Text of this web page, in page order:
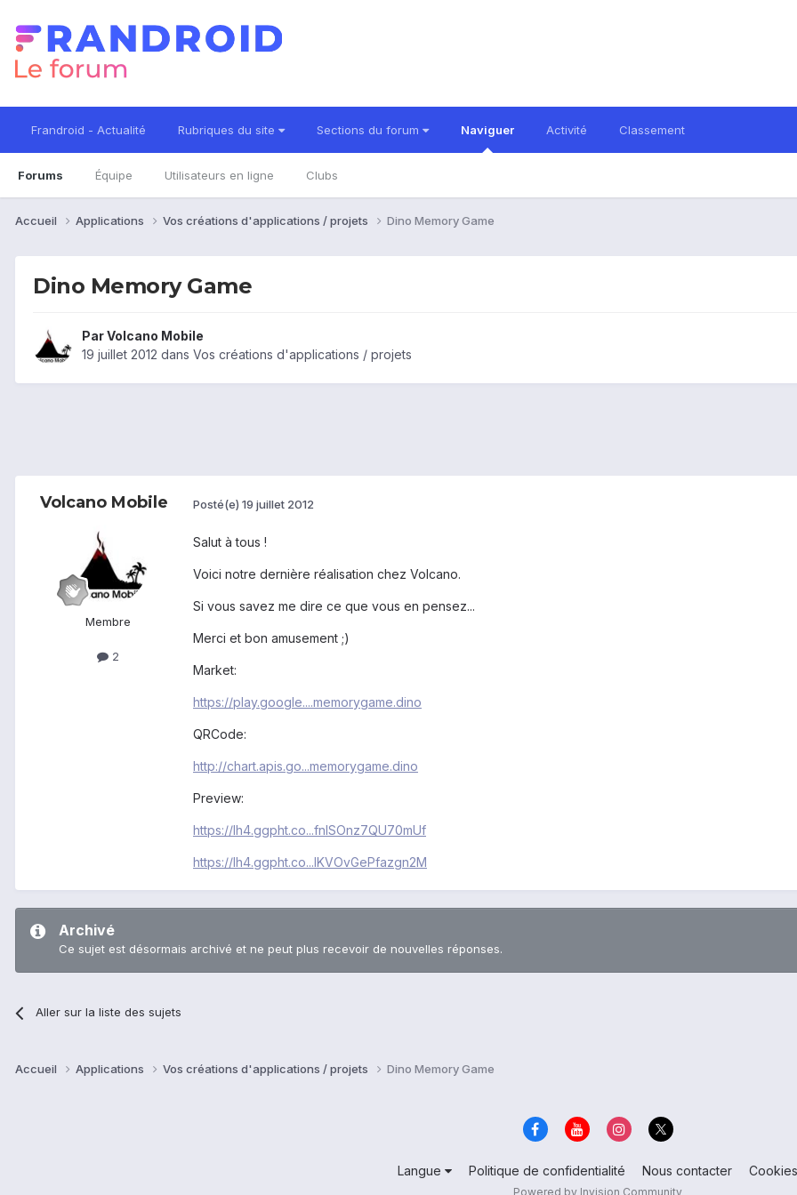
Frandroid - Actualité Rubriques du site Sections du forum Naviguer
Forums Équipe Utilisateurs en ligne Clubs
Activité Classement
Accueil Applications Vos créations d'applications / projets Dino Memory Game
Dino Memory Game
ParVolcano Mobile
19 juillet 2012 dans Vos créations d'applications / projets
Volcano Mobile
Membre
2
Posté(e) 19 juillet 2012
Salut à tous !
Voici notre dernière réalisation chez Volcano.
Si vous savez me dire ce que vous en pensez...
Merci et bon amusement ;)
Market:
https://play.google....memorygame.dino
QRCode:
http://chart.apis.go...memorygame.dino
Preview:
https://lh4.ggpht.co...fnlSOnz7QU70mUf
https://lh4.ggpht.co...lKVOvGePfazgn2M
Archivé
Ce sujet est désormais archivé et ne peut plus recevoir de nouvelles réponses.
Aller sur la liste des sujets
Accueil Applications Vos créations d'applications / projets Dino Memory Game
Langue Politique de confidentialité Nous contacter Cookies
Powered by Invision Community